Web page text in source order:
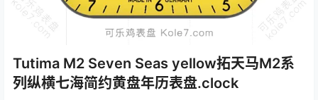
Tutima M2 Seven Seas yellow拓天马M2系
列纵横七海简约黄盘年历表盘.clock